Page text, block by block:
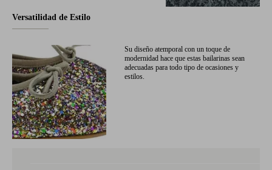
Versatilidad de Estilo
Su diseño atemporal con un toque de
modernidad hace que estas bailarinas sean
adecuadas para todo tipo de ocasiones y
estilos.